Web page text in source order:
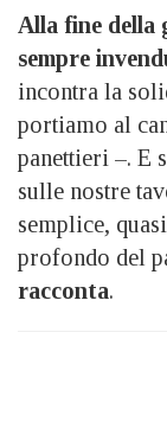
Alla fine della
sempre
incontra la
portiamo al
panettieri –. E
sulle nostre
semplice,
profondo del
racconta.